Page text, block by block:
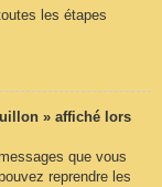
les étapes
» affiché lors
que vous
reprendre les